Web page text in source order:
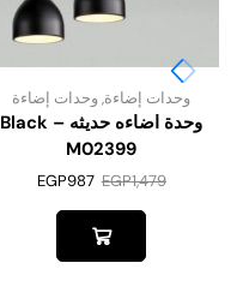
وحدات إضاءة,وحدات إضاءة
وحدة اضاءه حديثه – Black
M02399
EGP1,479
EGP987